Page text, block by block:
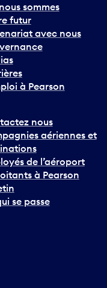
sommes
futur
avec nous
à Pearson
nous
aériennes et
de l’aéroport
à Pearson
se passe